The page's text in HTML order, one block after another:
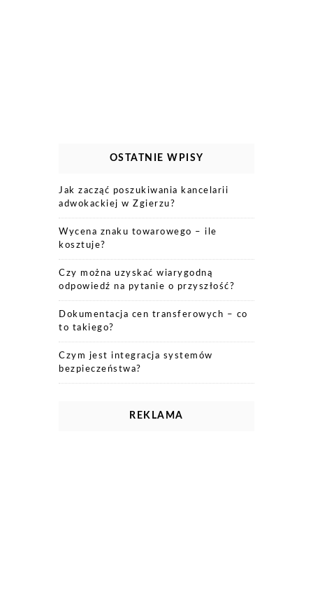
OSTATNIE WPISY
Jak zacząć poszukiwania kancelarii
adwokackiej w Zgierzu?
Wycena znaku towarowego – ile
kosztuje?
Czy można uzyskać wiarygodną
odpowiedź na pytanie o przyszłość?
Dokumentacja cen transferowych – co
to takiego?
Czym jest integracja systemów
bezpieczeństwa?
REKLAMA